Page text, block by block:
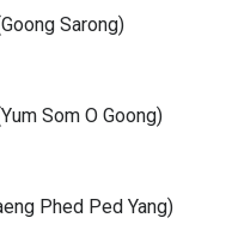
Sarong)
Som O Goong)
Phed Ped Yang)